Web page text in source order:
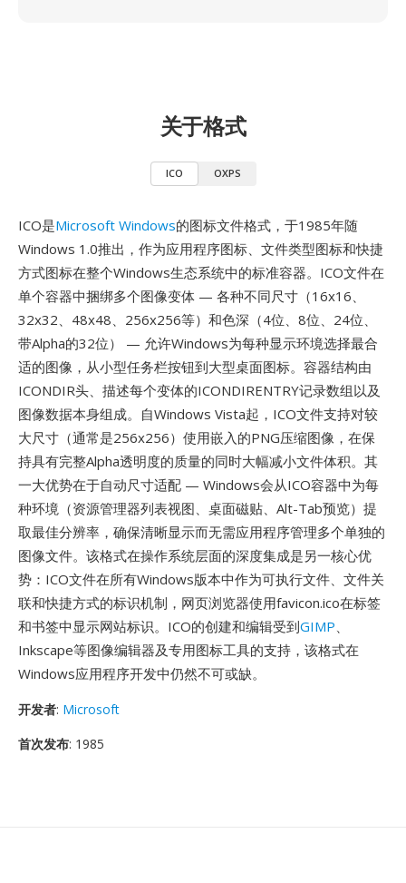
关于格式
ICO OXPS
ICO是Microsoft Windows的图标文件格式，于1985年随
Windows 1.0推出，作为应用程序图标、文件类型图标和快捷
方式图标在整个Windows生态系统中的标准容器。ICO文件在
单个容器中捆绑多个图像变体 — 各种不同尺寸（16x16、
32x32、48x48、256x256等）和色深（4位、8位、24位、
带Alpha的32位） — 允许Windows为每种显示环境选择最合
适的图像，从小型任务栏按钮到大型桌面图标。容器结构由
ICONDIR头、描述每个变体的ICONDIRENTRY记录数组以及
图像数据本身组成。自Windows Vista起，ICO文件支持对较
大尺寸（通常是256x256）使用嵌入的PNG压缩图像，在保
持具有完整Alpha透明度的质量的同时大幅减小文件体积。其
一大优势在于自动尺寸适配 — Windows会从ICO容器中为每
种环境（资源管理器列表视图、桌面磁贴、Alt-Tab预览）提
取最佳分辨率，确保清晰显示而无需应用程序管理多个单独的
图像文件。该格式在操作系统层面的深度集成是另一核心优
势：ICO文件在所有Windows版本中作为可执行文件、文件关
联和快捷方式的标识机制，网页浏览器使用favicon.ico在标签
和书签中显示网站标识。ICO的创建和编辑受到GIMP、
Inkscape等图像编辑器及专用图标工具的支持，该格式在
Windows应用程序开发中仍然不可或缺。
开发者: Microsoft
首次发布: 1985